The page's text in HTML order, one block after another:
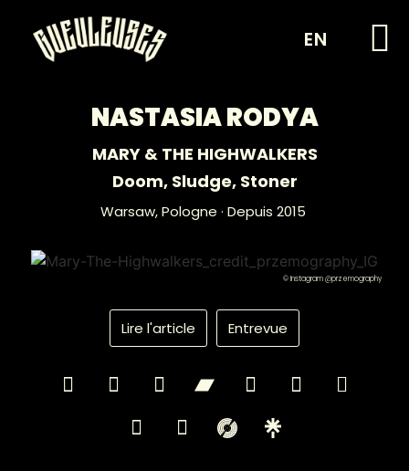
EN
NASTASIA RODYA
MARY & THE HIGHWALKERS
Doom, Sludge, Stoner
Warsaw, Pologne · Depuis 2015
© Instagram @przemography
Lire l'article Entrevue